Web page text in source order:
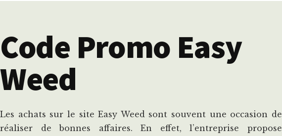
Code Promo Easy
Weed
Les achats sur le site Easy Weed sont souvent une occasion de
réaliser de bonnes affaires. En effet, l’entreprise propose